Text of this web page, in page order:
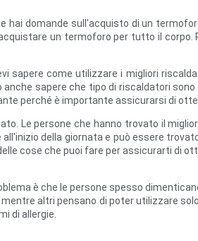
hai domande sull'acquisto di un
un termoforo per tutto il
sapere come utilizzare i migliori
sapere che tipo di riscaldatori
perché è importante assicurarsi di
Le persone che hanno trovato il
della giornata e può essere
cose che puoi fare per assicurarti di
è che le persone spesso
altri pensano di poter utilizzare
di allergie.